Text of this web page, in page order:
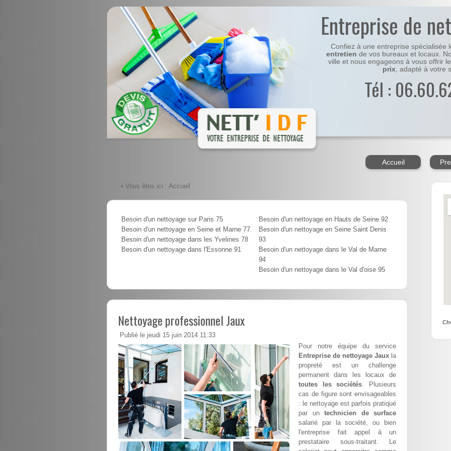
Entreprise de
Confiez à une entreprise spécialisée
entretien de vos bureaux et locaux.
ville et nous engageons à vous offrir le
prix, adapté à votre
Tél :
Accueil
• Vous êtes ici : Accueil
Besoin d'un nettoyage sur Paris 75
Besoin d'un nettoyage en Seine et Marne 77
Besoin d'un nettoyage dans les Yvelines 78
Besoin d'un nettoyage dans l'Essonne 91
Besoin d'un nettoyage en Hauts de Seine 92
Besoin d'un nettoyage en Seine Saint Denis
93
Besoin d'un nettoyage dans le Val de Marne
94
Besoin d'un nettoyage dans le Val d'oise 95
Nettoyage professionnel Jaux
Publié le jeudi 15 juin 2014 11:33
Pour notre équipe du service
Entreprise de nettoyage Jaux la
propreté est un challenge
permanent dans les locaux de
toutes les sociétés. Plusieurs
cas de figure sont envisageables
: le nettoyage est parfois pratiqué
par un technicien de surface
salarié par la société, ou bien
l'entreprise fait appel à un
prestataire sous-traitant. Le